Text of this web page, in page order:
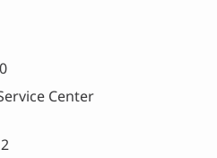
Center